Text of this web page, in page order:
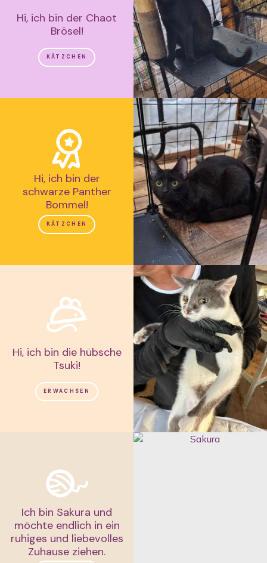
Hi, ich bin der Chaot
Brösel!
KÄTZCHEN
Hi, ich bin der
schwarze Panther
Bommel!
KÄTZCHEN
Hi, ich bin die hübsche
Tsuki!
ERWACHSEN
Ich bin Sakura und
möchte endlich in ein
ruhiges und liebevolles
Zuhause ziehen.